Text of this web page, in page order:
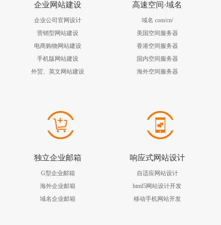
企业网站建设
企业公司官网设计
营销型网站建设
电商购物网站建设
手机版网站建设
外贸、英文网站建设
高速空间·域名
域名 com/cn/
美国空间服务器
香港空间服务器
国内空间服务器
海外空间服务器
独立企业邮箱
G型企业邮箱
海外企业邮箱
域名企业邮箱
响应式网站设计
自适应网站设计
html5网站设计开发
移动手机网站开发